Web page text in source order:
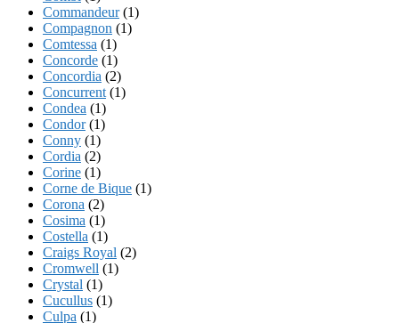
Commandeur(1)
Compagnon (1)
Comtessa (1)
Concorde (1)
Concordia (2)
Concurrent (1)
Condea (1)
Condor(1)
Conny (1)
Cordia (2)
Corine (1)
Corne de Bique (1)
Corona (2)
Cosima (1)
Costella (1)
Craigs Royal (2)
Cromwell (1)
Crystal (1)
Cucullus (1)
Culpa (1)